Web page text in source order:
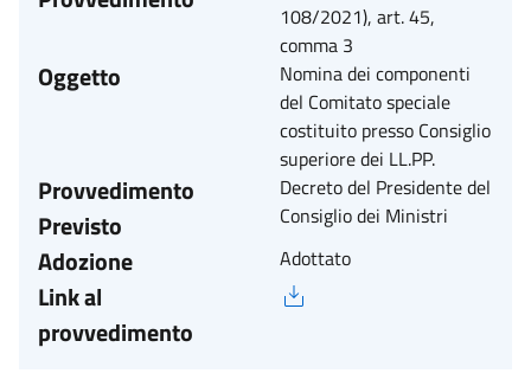
108/2021), art. 45,
comma 3
Oggetto
Nomina dei componenti
del Comitato speciale
costituito presso Consiglio
superiore dei LL.PP.
Provvedimento
Previsto
Decreto del Presidente del
Consiglio dei Ministri
Adozione Adottato
Link al
provvedimento